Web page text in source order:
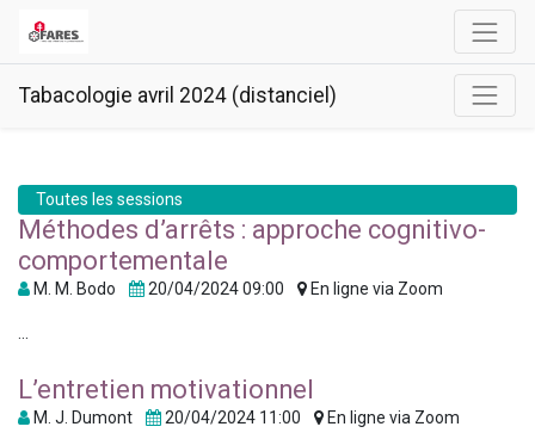
Tabacologie avril 2024 (distanciel)
Toutes les sessions
Méthodes d’arrêts : approche cognitivo-
comportementale
M. M. Bodo 20/04/2024 09:00 En ligne via Zoom
L’entretien motivationnel
M. J. Dumont 20/04/2024 11:00 En ligne via Zoom